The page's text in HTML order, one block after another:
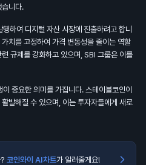
습니다.
하여 디지털 자산 시장에 진출하려고 합니
치를 고정하여 가격 변동성을 줄이는 역할
규제를 강화하고 있으며, SBI 그룹은 이를
중요한 의미를 가집니다. 스테이블코인이
발해질 수 있으며, 이는 투자자들에게 새로
코인와이 AI차트가 알려줄게요!